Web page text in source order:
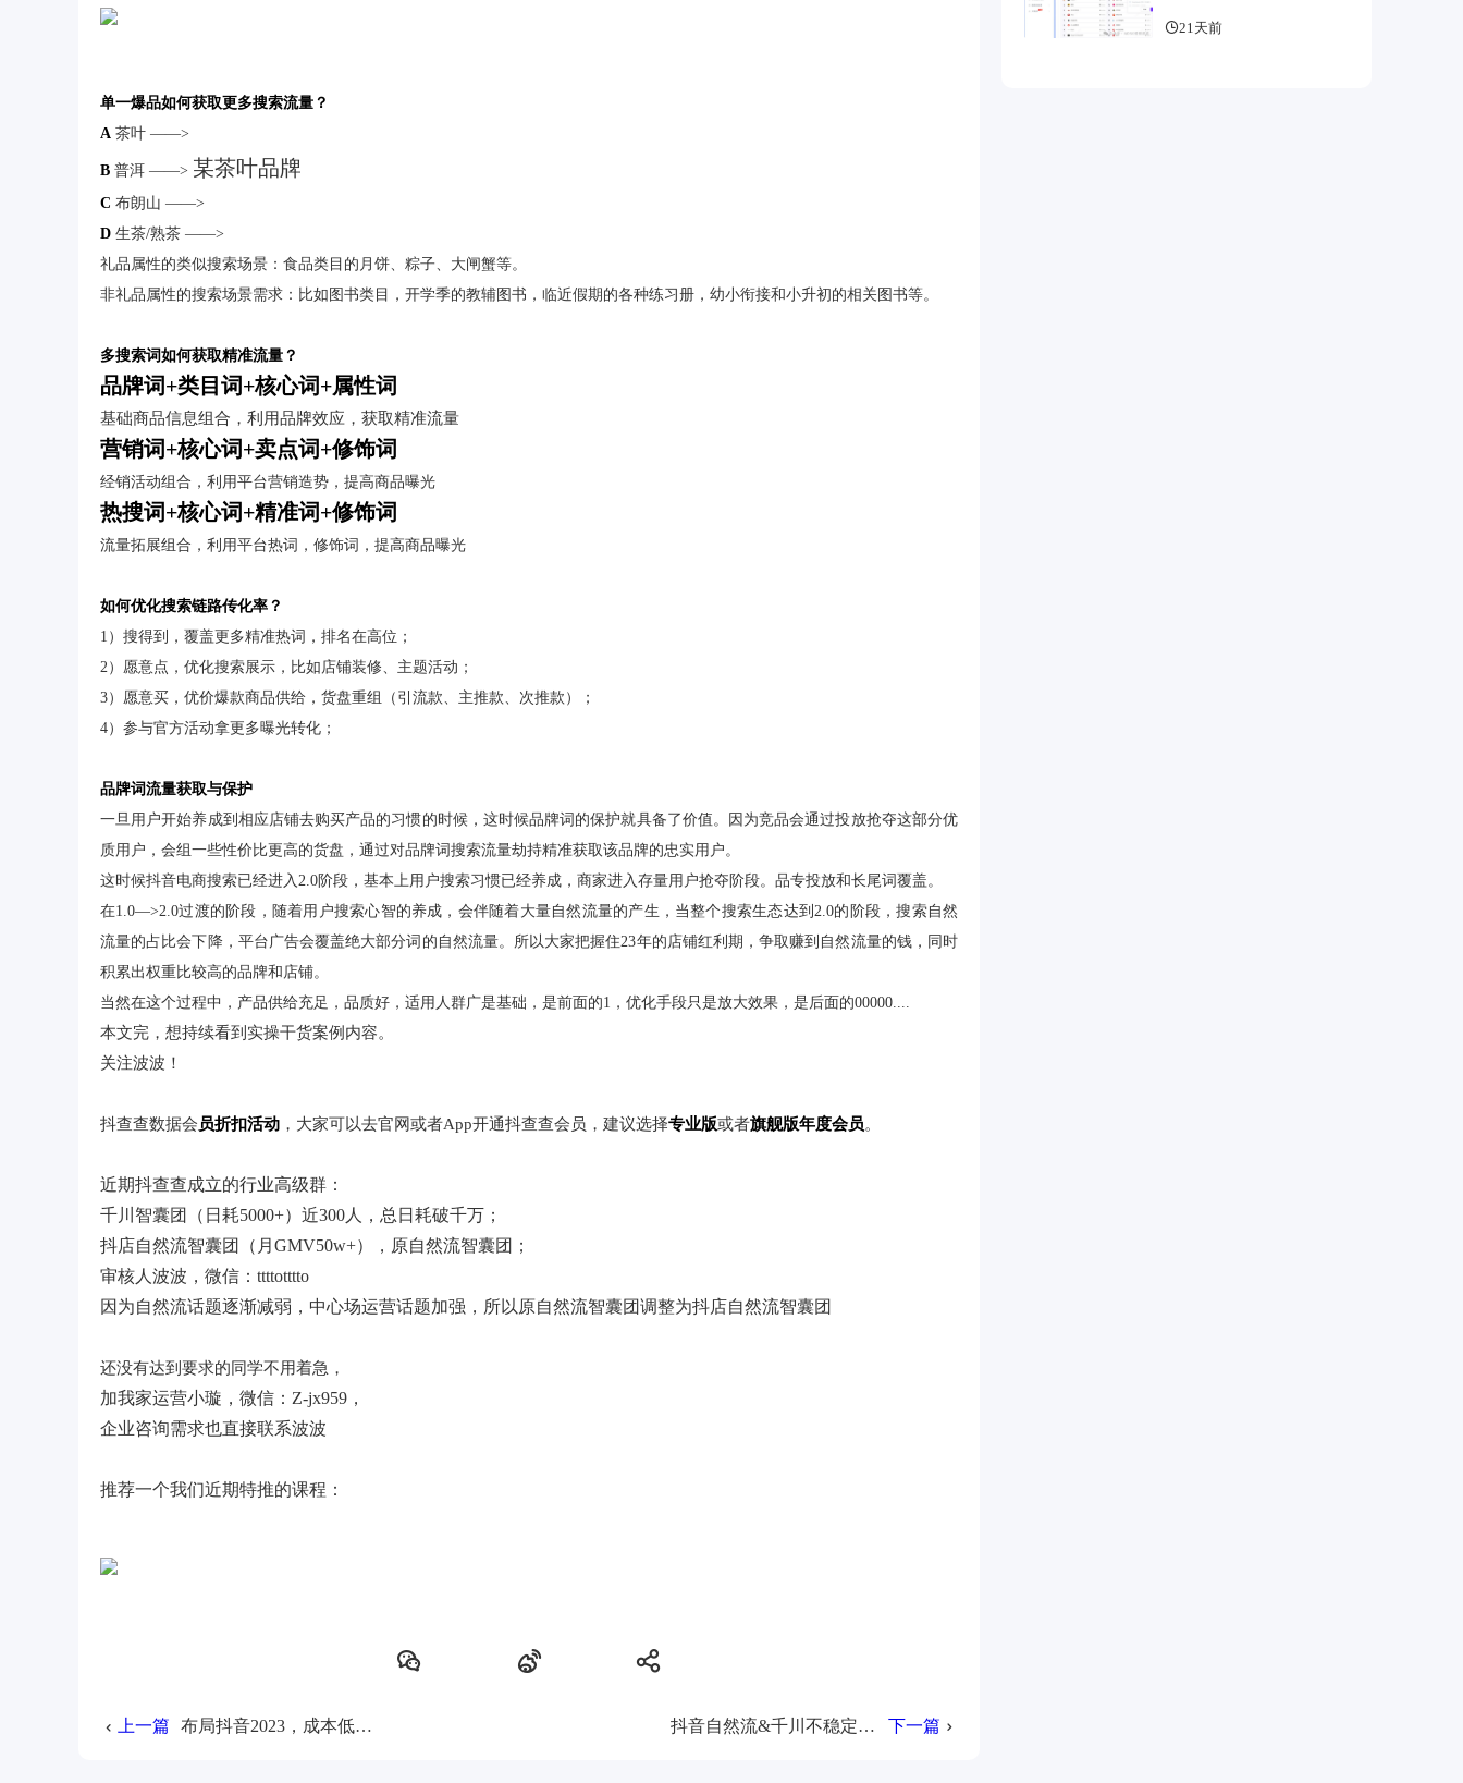
单一爆品如何获取更多搜索流量？
A 茶叶 ——>
B 普洱 ——> 某茶叶品牌
C 布朗山 ——>
D 生茶/熟茶 ——>
礼品属性的类似搜索场景：食品类目的月饼、粽子、大闸蟹等。
非礼品属性的搜索场景需求：比如图书类目，开学季的教辅图书，临近假期的各种练习册，幼小衔接和小升初的相关图书等。
多搜索词如何获取精准流量？
品牌词+类目词+核心词+属性词
基础商品信息组合，利用品牌效应，获取精准流量
营销词+核心词+卖点词+修饰词
经销活动组合，利用平台营销造势，提高商品曝光
热搜词+核心词+精准词+修饰词
流量拓展组合，利用平台热词，修饰词，提高商品曝光
如何优化搜索链路传化率？
1）搜得到，覆盖更多精准热词，排名在高位；
2）愿意点，优化搜索展示，比如店铺装修、主题活动；
3）愿意买，优价爆款商品供给，货盘重组（引流款、主推款、次推款）；
4）参与官方活动拿更多曝光转化；
品牌词流量获取与保护
一旦用户开始养成到相应店铺去购买产品的习惯的时候，这时候品牌词的保护就具备了价值。因为竞品会通过投放抢夺这部分优
质用户，会组一些性价比更高的货盘，通过对品牌词搜索流量劫持精准获取该品牌的忠实用户。
这时候抖音电商搜索已经进入2.0阶段，基本上用户搜索习惯已经养成，商家进入存量用户抢夺阶段。品专投放和长尾词覆盖。
在1.0—>2.0过渡的阶段，随着用户搜索心智的养成，会伴随着大量自然流量的产生，当整个搜索生态达到2.0的阶段，搜索自然
流量的占比会下降，平台广告会覆盖绝大部分词的自然流量。所以大家把握住23年的店铺红利期，争取赚到自然流量的钱，同时
积累出权重比较高的品牌和店铺。
当然在这个过程中，产品供给充足，品质好，适用人群广是基础，是前面的1，优化手段只是放大效果，是后面的00000....
本文完，想持续看到实操干货案例内容。
关注波波！
抖查查数据会 员折扣活动 ，大家可以去官网或者App开通抖查查会员，建议选择专业版或者旗舰版年度会员。
近期抖查查成立的行业高级群：
千川智囊团（日耗5000+）近300人，总日耗破千万；
抖店自然流智囊团（月GMV50w+），原自然流智囊团；
审核人波波，微信：ttttotttto
因为自然流话题逐渐减弱，中心场运营话题加强，所以原自然流智囊团调整为抖店自然流智囊团
还没有达到要求的同学不用着急，
加我家运营小璇，微信：Z-jx959，
企业咨询需求也直接联系波波
推荐一个我们近期特推的课程：
上一篇 布局抖音2023，成本低稳定起号带货打法！ 抖音自然流&千川不稳定的三个踩坑思路 下一篇
21天前